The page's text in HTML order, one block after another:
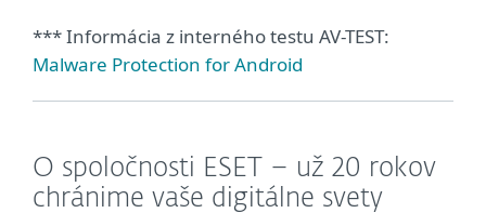
*** Informácia z interného testu AV-TEST:
Malware Protection for Android
O spoločnosti ESET – už 20 rokov
chránime vaše digitálne svety